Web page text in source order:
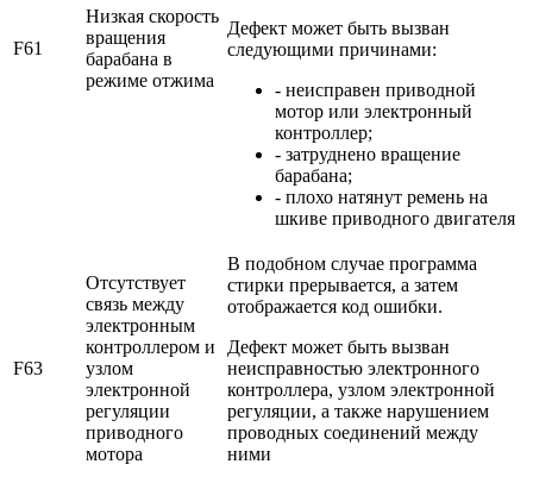
F61
Низкая скорость
вращения
барабана в
режиме отжима
Дефект может быть вызван
следующими причинами:
- неисправен приводной
мотор или электронный
контроллер;
- затруднено вращение
барабана;
- плохо натянут ремень на
шкиве приводного двигателя
F63
Отсутствует
связь между
электронным
контроллером и
узлом
электронной
регуляции
приводного
мотора
В подобном случае программа
стирки прерывается, а затем
отображается код ошибки.
Дефект может быть вызван
неисправностью электронного
контроллера, узлом электронной
регуляции, а также нарушением
проводных соединений между
ними